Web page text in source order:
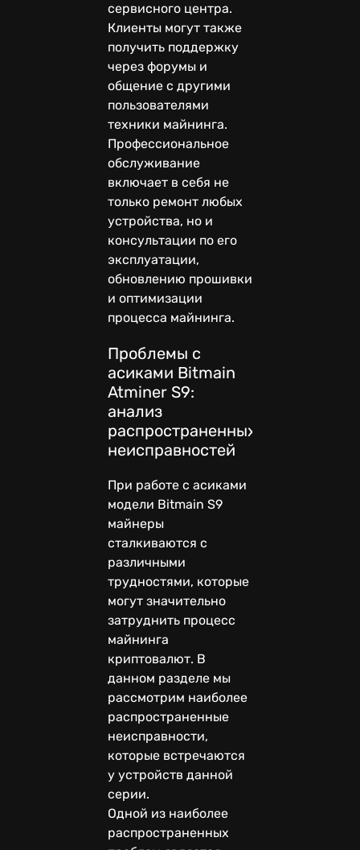
сервисного центра.
Клиенты могут также
получить поддержку
через форумы и
общение с другими
пользователями
техники майнинга.
Профессиональное
обслуживание
включает в себя не
только ремонт любых
устройства, но и
консультации по его
эксплуатации,
обновлению прошивки
и оптимизации
процесса майнинга.
Проблемы с
асиками Bitmain
Atminer S9:
анализ
распространенных
неисправностей
При работе с асиками
модели Bitmain S9
майнеры
сталкиваются с
различными
трудностями, которые
могут значительно
затруднить процесс
майнинга
криптовалют. В
данном разделе мы
рассмотрим наиболее
распространенные
неисправности,
которые встречаются
у устройств данной
серии.
Одной из наиболее
распространенных